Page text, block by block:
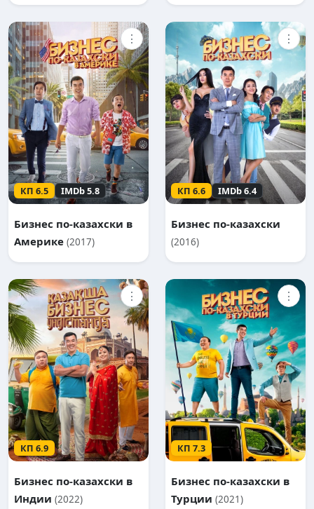
⋮
КП 6.5 IMDb 5.8
Бизнес по-казахски в
Америке (2017)
⋮
КП 6.6 IMDb 6.4
Бизнес по-казахски
(2016)
⋮
КП 6.9
Бизнес по-казахски в
Индии (2022)
⋮
КП 7.3
Бизнес по-казахски в
Турции (2021)